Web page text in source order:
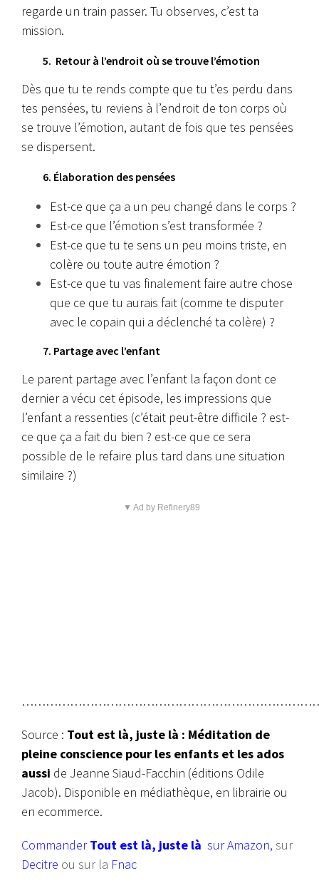
regarde un train passer. Tu observes, c’est ta
mission.
5. Retour à l’endroit où se trouve l’émotion
Dès que tu te rends compte que tu t’es perdu dans
tes pensées, tu reviens à l’endroit de ton corps où
se trouve l’émotion, autant de fois que tes pensées
se dispersent.
6. Élaboration des pensées
Est-ce que ça a un peu changé dans le corps ?
Est-ce que l’émotion s’est transformée ?
Est-ce que tu te sens un peu moins triste, en
colère ou toute autre émotion ?
Est-ce que tu vas finalement faire autre chose
que ce que tu aurais fait (comme te disputer
avec le copain qui a déclenché ta colère) ?
7. Partage avec l’enfant
Le parent partage avec l’enfant la façon dont ce
dernier a vécu cet épisode, les impressions que
l’enfant a ressenties (c’était peut-être difficile ? est-
ce que ça a fait du bien ? est-ce que ce sera
possible de le refaire plus tard dans une situation
similaire ?)
▼ Ad by Refinery89
Source : Tout est là, juste là : Méditation de
pleine conscience pour les enfants et les ados
aussi de Jeanne Siaud-Facchin (éditions Odile
Jacob). Disponible en médiathèque, en librairie ou
en ecommerce.
CommanderTout est là, juste là sur Amazon, sur
Decitre ou sur la Fnac